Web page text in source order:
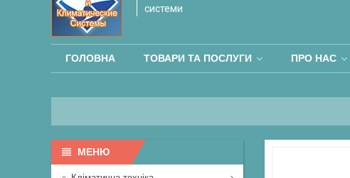
системи
ГОЛОВНА ТОВАРИ ТА ПОСЛУГИ ПРО НАС